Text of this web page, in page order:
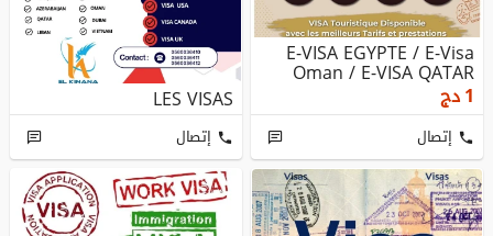
E-VISA EGYPTE / E-Visa
Oman / E-VISA QATAR
1دج
إتصال
LES VISAS
إتصال